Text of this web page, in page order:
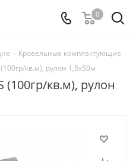
0
- Кровельные комплектующие
кв.м), рулон 1,5х50м
(100гр/кв.м), рулон